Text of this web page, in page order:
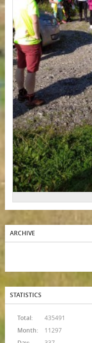
ARCHIVE
STATISTICS
Total:
435491
Month:
11297